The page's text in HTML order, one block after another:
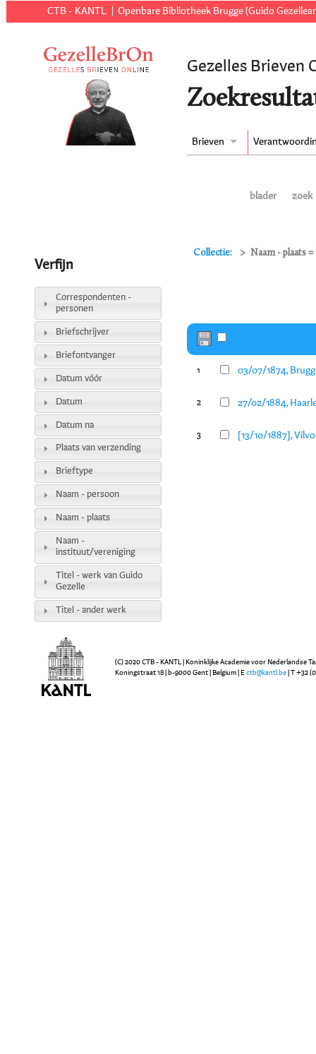
CTB - KANTL Openbare Bibliotheek Brugge (Guido
Gezelles Brieven
Brieven
blader zoek
Collectie: Naam - plaats
1 03/07/1874,
2 27/02/1884,
3 [13/10/1887],
Verfijn
Correspondenten -
personen
Briefschrijver
Briefontvanger
Datum vóór
Datum
Datum na
Plaats van verzending
Brieftype
Naam - persoon
Naam - plaats
Naam -
instituut/vereniging
Titel - werk van Guido
Gezelle
Titel - ander werk
(C) 2020 CTB - KANTL | Koninklijke Academie voor Nederlandse
Koningstraat 18 | b-9000 Gent | Belgium | E ctb@kantl.be | T +32